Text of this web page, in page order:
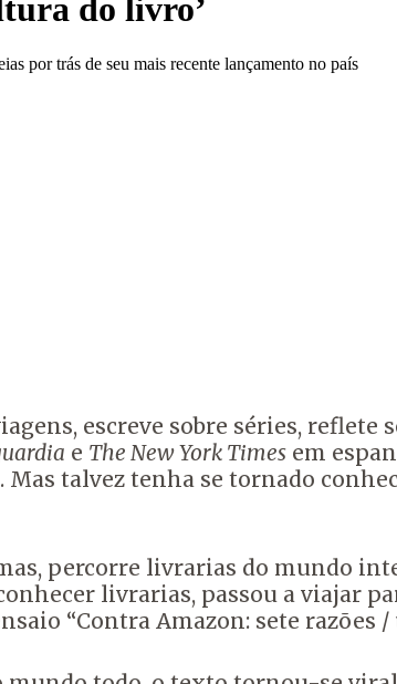
do livro’
por trás de seu mais recente lançamento no país
escreve sobre séries, reflete
e The New York Times em
talvez tenha se tornado
percorre livrarias do mundo
livrarias, passou a viajar
“Contra Amazon: sete razões